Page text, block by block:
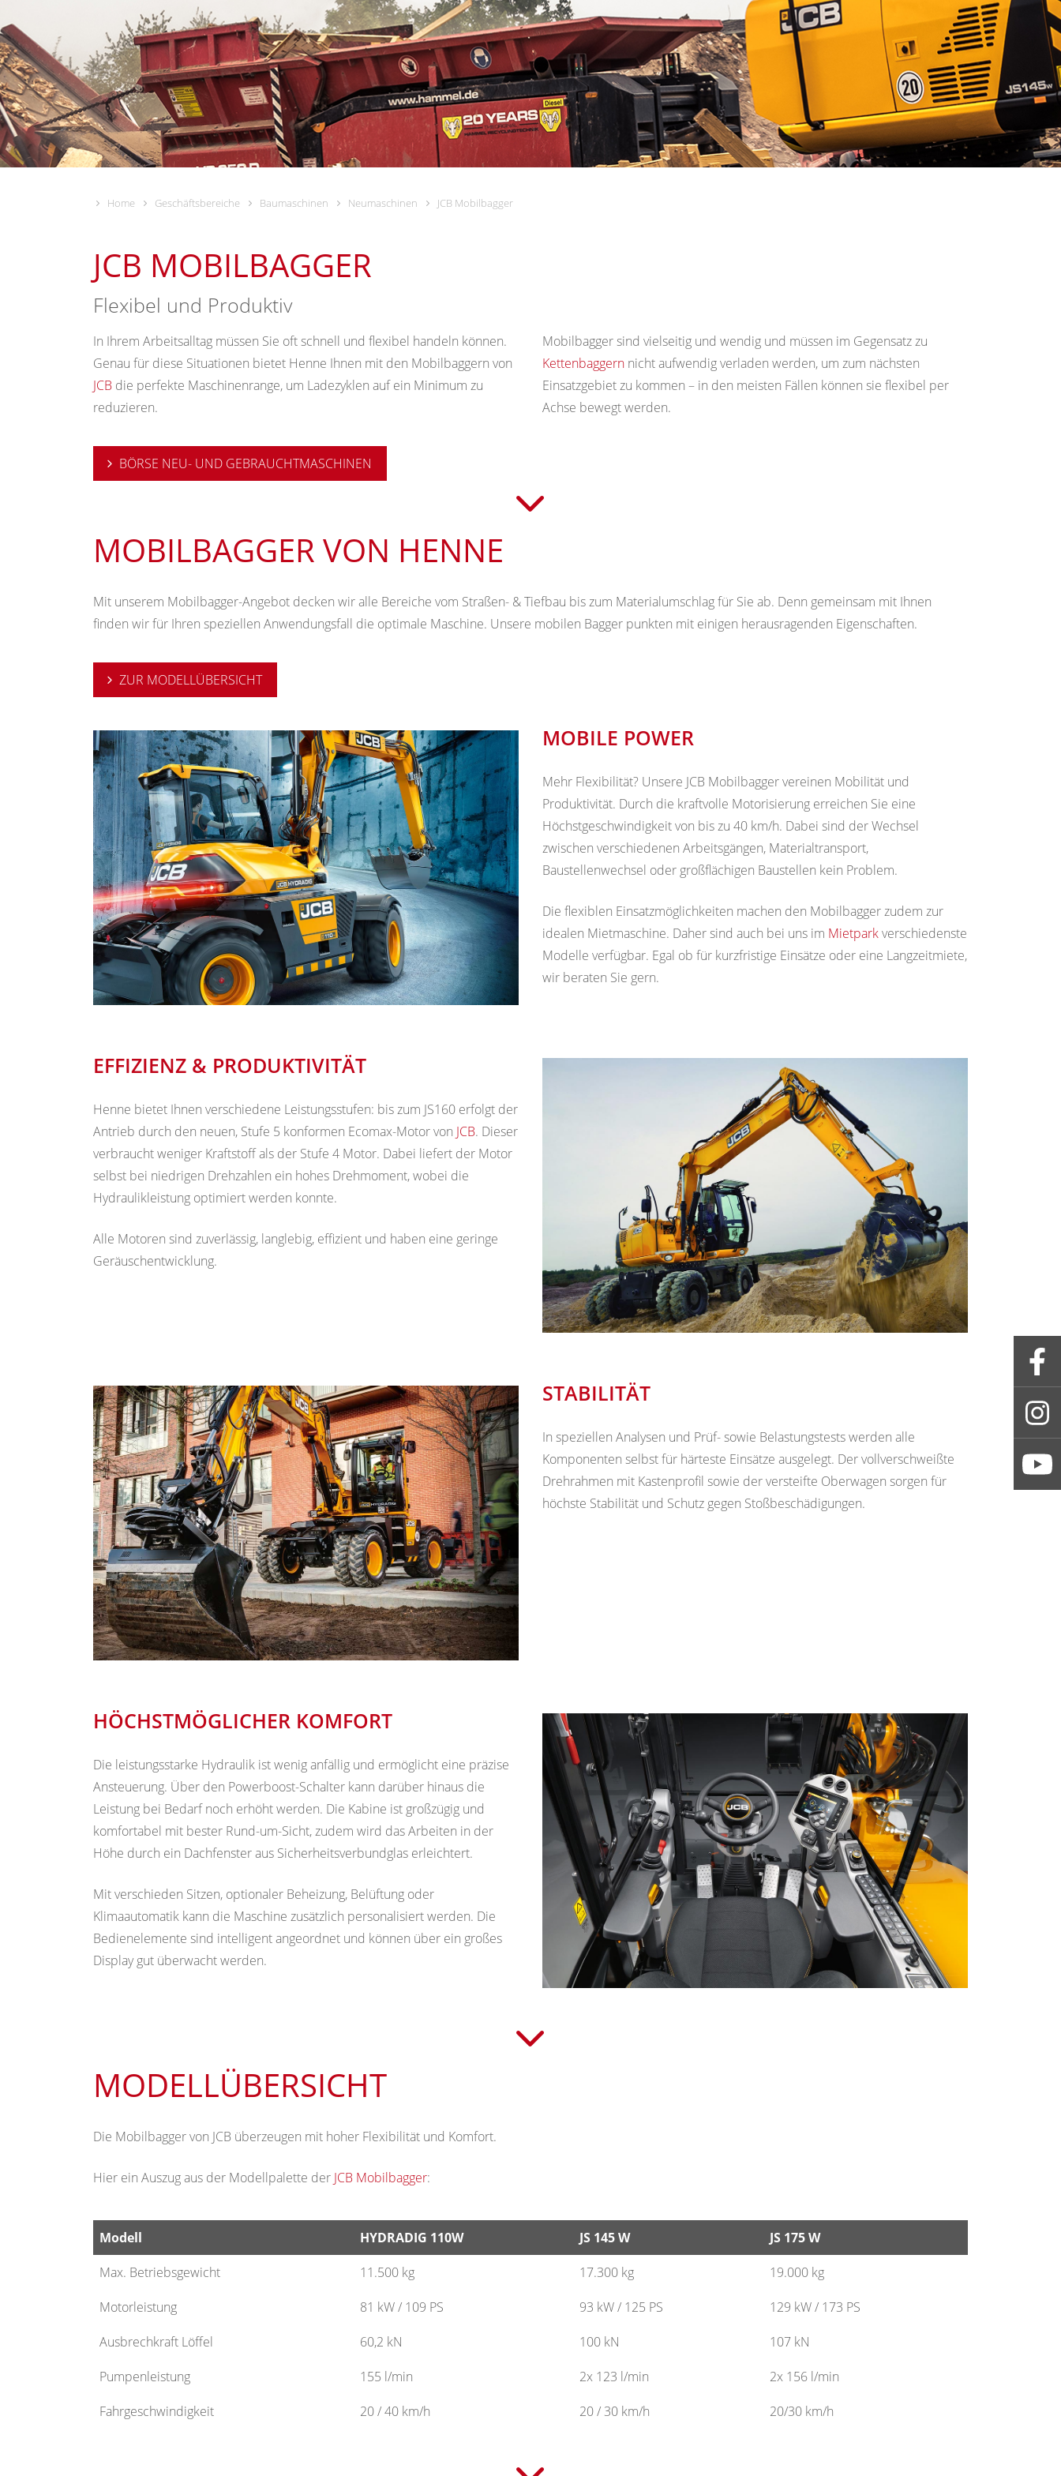
Home Geschäftsbereiche Baumaschinen Neumaschinen JCB Mobilbagger
JCB MOBILBAGGER
Flexibel und Produktiv
In Ihrem Arbeitsalltag müssen Sie oft schnell und flexibel handeln können.
Genau für diese Situationen bietet Henne Ihnen mit den Mobilbaggern von
JCB die perfekte Maschinenrange, um Ladezyklen auf ein Minimum zu
reduzieren.
BÖRSE NEU- UND GEBRAUCHTMASCHINEN
Mobilbagger sind vielseitig und wendig und müssen im Gegensatz zu
Kettenbaggern nicht aufwendig verladen werden, um zum nächsten
Einsatzgebiet zu kommen – in den meisten Fällen können sie flexibel per
Achse bewegt werden.
MOBILBAGGER VON HENNE
Mit unserem Mobilbagger-Angebot decken wir alle Bereiche vom Straßen- & Tiefbau bis zum Materialumschlag für Sie ab. Denn gemeinsam mit Ihnen
finden wir für Ihren speziellen Anwendungsfall die optimale Maschine. Unsere mobilen Bagger punkten mit einigen herausragenden Eigenschaften.
ZUR MODELLÜBERSICHT
MOBILE POWER
Mehr Flexibilität? Unsere JCB Mobilbagger vereinen Mobilität und
Produktivität. Durch die kraftvolle Motorisierung erreichen Sie eine
Höchstgeschwindigkeit von bis zu 40 km/h. Dabei sind der Wechsel
zwischen verschiedenen Arbeitsgängen, Materialtransport,
Baustellenwechsel oder großflächigen Baustellen kein Problem.
Die flexiblen Einsatzmöglichkeiten machen den Mobilbagger zudem zur
idealen Mietmaschine. Daher sind auch bei uns im Mietparkverschiedenste
Modelle verfügbar. Egal ob für kurzfristige Einsätze oder eine Langzeitmiete,
wir beraten Sie gern.
EFFIZIENZ & PRODUKTIVITÄT
Henne bietet Ihnen verschiedene Leistungsstufen: bis zum JS160 erfolgt der
Antrieb durch den neuen, Stufe 5 konformen Ecomax-Motor von JCB. Dieser
verbraucht weniger Kraftstoff als der Stufe 4 Motor. Dabei liefert der Motor
selbst bei niedrigen Drehzahlen ein hohes Drehmoment, wobei die
Hydraulikleistung optimiert werden konnte.
Alle Motoren sind zuverlässig, langlebig, effizient und haben eine geringe
Geräuschentwicklung.
STABILITÄT
In speziellen Analysen und Prüf- sowie Belastungstests werden alle
Komponenten selbst für härteste Einsätze ausgelegt. Der vollverschweißte
Drehrahmen mit Kastenprofil sowie der versteifte Oberwagen sorgen für
höchste Stabilität und Schutz gegen Stoßbeschädigungen.
HÖCHSTMÖGLICHER KOMFORT
Die leistungsstarke Hydraulik ist wenig anfällig und ermöglicht eine präzise
Ansteuerung. Über den Powerboost-Schalter kann darüber hinaus die
Leistung bei Bedarf noch erhöht werden. Die Kabine ist großzügig und
komfortabel mit bester Rund-um-Sicht, zudem wird das Arbeiten in der
Höhe durch ein Dachfenster aus Sicherheitsverbundglas erleichtert.
Mit verschieden Sitzen, optionaler Beheizung, Belüftung oder
Klimaautomatik kann die Maschine zusätzlich personalisiert werden. Die
Bedienelemente sind intelligent angeordnet und können über ein großes
Display gut überwacht werden.
MODELLÜBERSICHT
Die Mobilbagger von JCB überzeugen mit hoher Flexibilität und Komfort.
Hier ein Auszug aus der Modellpalette der JCB Mobilbagger:
Modell HYDRADIG 110W JS 145 W
JS 175 W
Modell
HYDRADIG 110W JS 145 W JS 175 W
Max. Betriebsgewicht 11.500 kg 17.300 kg
19.000 kg
Motorleistung
81 kW / 109 PS 93 kW / 125 PS
129 kW / 173 PS
Ausbrechkraft Löffel
60,2 kN 100 kN
107 kN
Pumpenleistung
155 l/min 2x 123 l/min
2x 156 l/min
Fahrgeschwindigkeit
20 / 40 km/h 20 / 30 km/h 20/30 km/h